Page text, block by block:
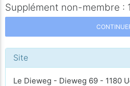
Supplément non-membre :
Site
Le Dieweg - Dieweg 69 - 1180